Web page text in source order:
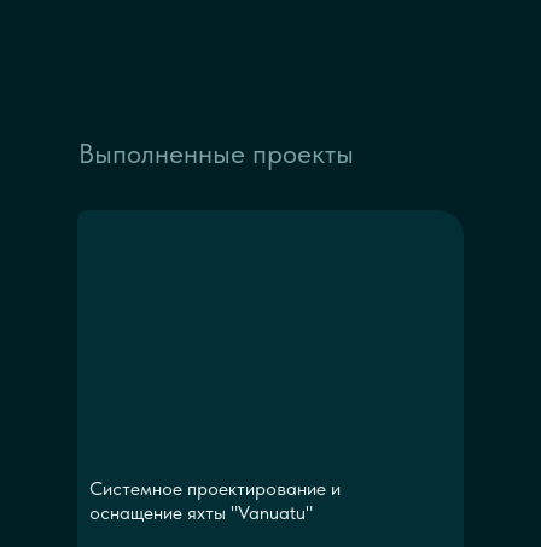
Системное проектирование и
оснащение яхты "Vanuatu"
Выполненные проекты